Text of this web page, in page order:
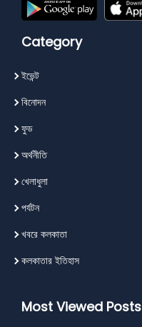
Category
ইভেন্ট
বিনোদন
ফুড
অর্থনীতি
খেলাধুলা
পর্যটন
খবরে কলকাতা
কলকাতার ইতিহাস
Most Viewed Posts